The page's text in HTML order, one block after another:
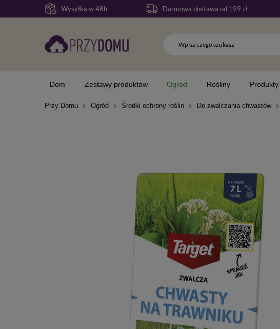
Wysyłka w 48h Darmowa dostawa od 199 zł
Dom Zestawy produktów Ogród Rośliny
Przy Domu Ogród Środki ochrony roślin Do zwalczania chwastów